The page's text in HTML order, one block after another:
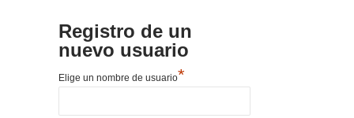
Registro de un
nuevo usuario
Elige un nombre de usuario*